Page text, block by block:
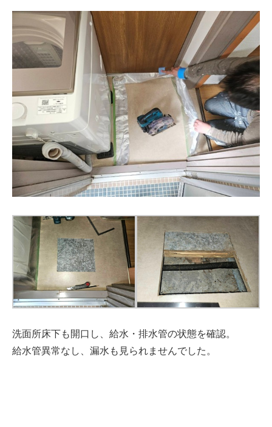
洗面所床下も開口し、給水・排水管の状態を確認。
給水管異常なし、漏水も見られませんでした。